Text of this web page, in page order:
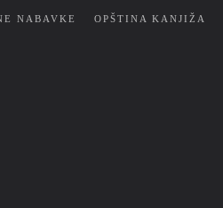
NABAVKE OPŠTINA KANJIŽA